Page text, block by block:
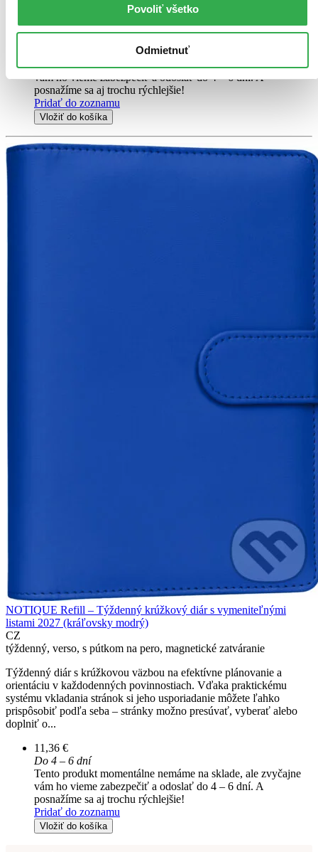
Povoliť všetko
Odmietnuť
Tento produkt momentálne nemáme na sklade, ale zvyčajne
vám ho vieme zabezpečiť a odoslať do 4 – 6 dní. A
posnažíme sa aj trochu rýchlejšie!
Pridať do zoznamu
Vložiť do košíka
NOTIQUE Refill – Týždenný krúžkový diár s vymeniteľnými
listami 2027 (kráľovsky modrý)
CZ
týždenný, verso, s pútkom na pero, magnetické zatváranie
Týždenný diár s krúžkovou väzbou na efektívne plánovanie a
orientáciu v každodenných povinnostiach. Vďaka praktickému
systému vkladania stránok si jeho usporiadanie môžete ľahko
prispôsobiť podľa seba – stránky možno presúvať, vyberať alebo
doplniť o...
11,36 €
Do 4 – 6 dní
Tento produkt momentálne nemáme na sklade, ale zvyčajne
vám ho vieme zabezpečiť a odoslať do 4 – 6 dní. A
posnažíme sa aj trochu rýchlejšie!
Pridať do zoznamu
Vložiť do košíka